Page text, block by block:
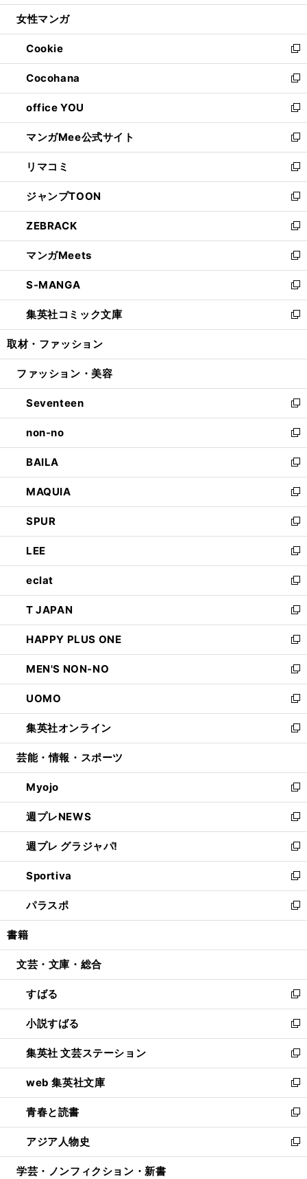
開
ウ
開
く
ン
ウ
で
開
く
ウ
ン
ド
ウ
で
開
く
し
ウ
ィ
ン
ド
ウ
で
開
く
女性マンガ
Cookie
新
し
い
ウ
ィ
ン
ド
ウ
で
開
く
Cocohana
新
し
い
ウ
ィ
ン
ド
ウ
で
開
く
office YOU
新
し
い
ウ
ィ
ン
ド
ウ
で
開
く
マンガMee公式サイト
新
し
い
ウ
ィ
ン
ド
ウ
で
開
く
リマコミ
新
し
い
ウ
ィ
ン
ド
ウ
で
開
く
ジャンプTOON
新
し
い
ウ
ィ
ン
ド
ウ
で
開
ZEBRACK
新
し
い
ウ
ィ
ン
ド
ウ
開
マンガMeets
新
し
い
ウ
ィ
ン
ウ
開
く
S-MANGA
新
し
い
ウ
ン
ウ
で
開
く
集英社コミック文庫
新
し
ウ
ン
ド
ウ
で
開
く
取材・ファッション
ファッション・美容
Seventeen
新
し
い
ウ
ィ
ン
ド
ウ
で
開
く
non-no
新
し
い
ウ
ィ
ン
ド
ウ
で
開
く
BAILA
新
し
い
ウ
ィ
ン
ド
ウ
で
開
く
MAQUIA
新
し
い
ウ
ィ
ン
ド
ウ
で
開
く
SPUR
新
し
い
ウ
ィ
ン
ド
ウ
で
開
く
LEE
新
し
い
ウ
ィ
ン
ド
ウ
で
開
く
eclat
新
し
い
ウ
ィ
ン
ド
ウ
で
開
く
T JAPAN
新
し
い
ウ
ィ
ン
ド
ウ
で
開
HAPPY PLUS ONE
新
し
い
ウ
ィ
ン
ド
ウ
開
く
MEN'S NON-NO
新
し
い
ウ
ィ
ン
ウ
で
開
く
UOMO
新
し
い
ウ
ン
ド
ウ
で
開
く
集英社オンライン
新
し
ウ
ィ
ン
ド
ウ
で
開
く
芸能・情報・スポーツ
Myojo
新
し
い
ウ
ィ
ン
ド
ウ
で
開
週プレNEWS
新
し
い
ウ
ィ
ン
ド
ウ
開
週プレ グラジャパ!
新
し
い
ウ
ィ
ン
ウ
開
く
Sportiva
新
し
い
ウ
ン
ウ
で
開
く
パラスポ
新
し
ウ
ン
ド
ウ
で
開
く
書籍
文芸・文庫・総合
すばる
新
し
い
ウ
ィ
ン
ド
ウ
で
開
く
小説すばる
新
し
い
ウ
ィ
ン
ド
ウ
で
開
集英社 文芸ステーション
新
し
い
ウ
ィ
ン
ド
ウ
web 集英社文庫
新
し
い
ウ
ィ
ン
青春と読書
新
し
い
ウ
アジア人物史
新
し
学芸・ノンフィクション・新書